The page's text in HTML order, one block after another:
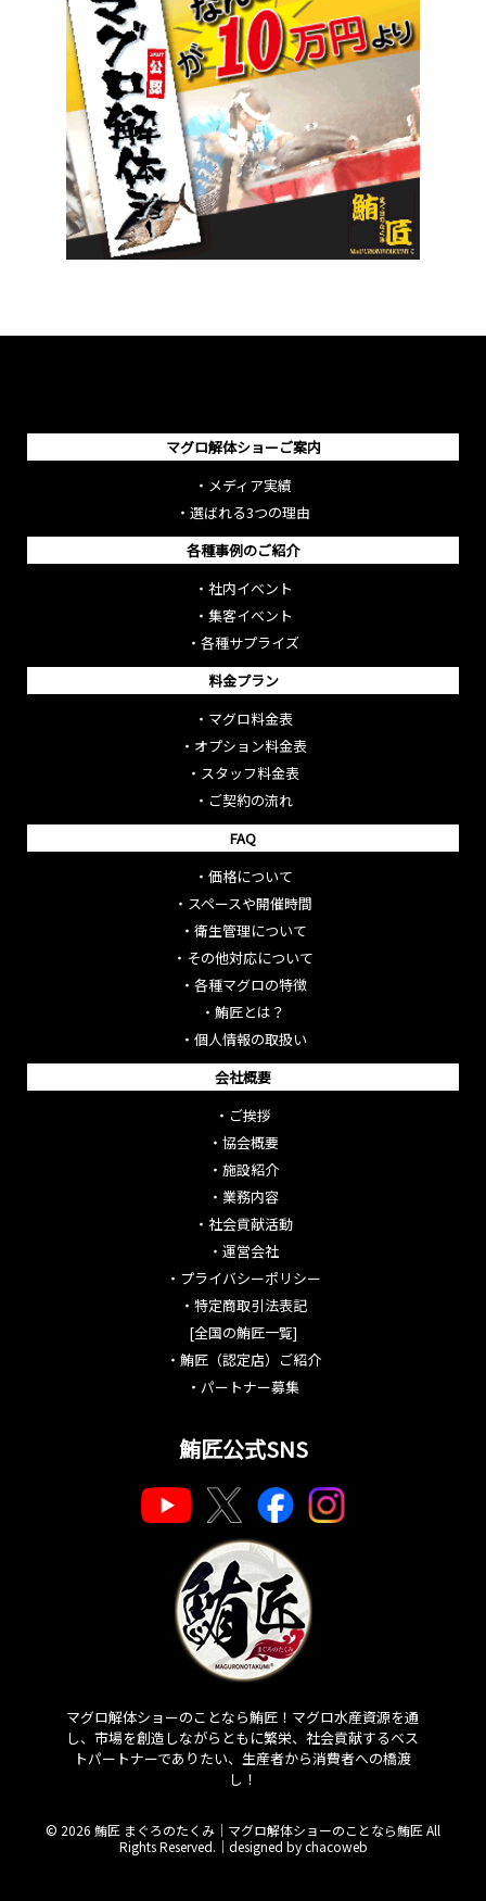
マグロ解体ショーご案内
・ メディア実績
・ 選ばれる3つの理由
各種事例のご紹介
・ 社内イベント
・ 集客イベント
・ 各種サプライズ
料金プラン
・ マグロ料金表
・ オプション料金表
・ スタッフ料金表
・ ご契約の流れ
FAQ
・ 価格について
・ スペースや開催時間
・ 衛生管理について
・ その他対応について
・ 各種マグロの特徴
・ 鮪匠とは？
・ 個人情報の取扱い
会社概要
・ ご挨拶
・ 協会概要
・ 施設紹介
・ 業務内容
・ 社会貢献活動
・ 運営会社
・ プライバシーポリシー
・ 特定商取引法表記
[全国の鮪匠一覧]
・ 鮪匠（認定店）ご紹介
・ パートナー募集
鮪匠公式SNS
マグロ解体ショーのことなら鮪匠！マグロ水産資源を通
し、市場を創造しながらともに繁栄、社会貢献するベス
トパートナーでありたい、生産者から消費者への橋渡
し！
© 2026 鮪匠 まぐろのたくみ｜マグロ解体ショーのことなら鮪匠 All
Rights Reserved.｜ designed by chacoweb